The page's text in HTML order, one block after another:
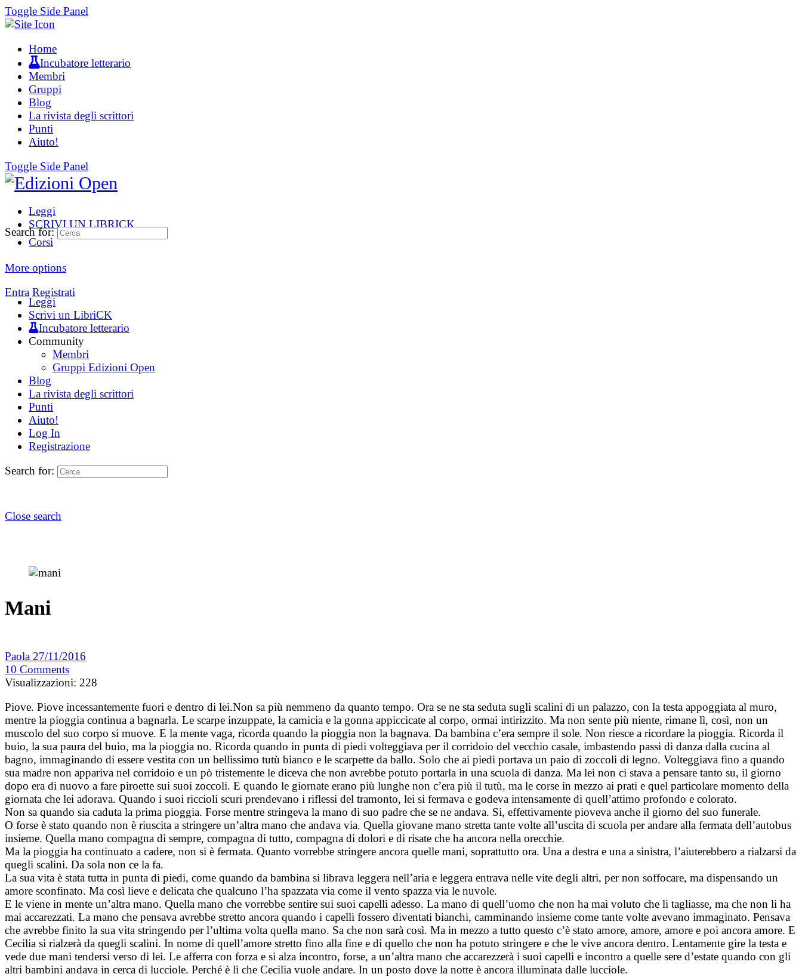
Toggle Side Panel
Home
Incubatore letterario
Membri
Gruppi
Blog
La rivista degli scrittori
Punti
Aiuto!
Toggle Side Panel
Leggi
SCRIVI UN LIBRICK
Corsi
More options
Entra Registrati
Search for:
Leggi
Scrivi un LibriCK
Incubatore letterario
Community
Membri
Gruppi Edizioni Open
Blog
La rivista degli scrittori
Punti
Aiuto!
Log In
Registrazione
Search for:
Close search
Mani
Paola 27/11/2016
10 Comments
Visualizzazioni: 228
Piove. Piove incessantemente fuori e dentro di lei.Non sa più nemmeno da quanto tempo. Ora se ne sta seduta sugli scalini di un palazzo, con la testa appoggiata al muro,
mentre la pioggia continua a bagnarla. Le scarpe inzuppate, la camicia e la gonna appiccicate al corpo, ormai intirizzito. Ma non sente più niente, rimane lì, così, non un
muscolo del suo corpo si muove. E la mente vaga, ricorda quando la pioggia non la bagnava. Da bambina c’era sempre il sole. Non riesce a ricordare la pioggia. Ricorda il
buio, la sua paura del buio, ma la pioggia no. Ricorda quando in punta di piedi volteggiava per il corridoio del vecchio casale, imbastendo passi di danza dalla cucina al
bagno, immaginando di essere vestita con un bellissimo tutù bianco e le scarpette da ballo. Solo che ai piedi portava un paio di zoccoli di legno. Volteggiava fino a quando
sua madre non appariva nel corridoio e un pò tristemente le diceva che non avrebbe potuto portarla in una scuola di danza. Ma lei non ci stava a pensare tanto su, il giorno
dopo era di nuovo a fare piroette sui suoi zoccoli. E quando le giornate erano più lunghe non c’era più il tutù, ma le corse in mezzo ai prati e quel particolare momento della
giornata che lei adorava. Quando i suoi riccioli scuri prendevano i riflessi del tramonto, lei si fermava e godeva intensamente di quell’attimo profondo e colorato.
Non sa quando sia caduta la prima pioggia. Forse mentre stringeva la mano di suo padre che se ne andava. Si, effettivamente pioveva anche il giorno del suo funerale.
O forse è stato quando non è riuscita a stringere un’altra mano che andava via. Quella giovane mano stretta tante volte all’uscita di scuola per andare alla fermata dell’autobus
insieme. Quella mano compagna di sempre, compagna di tutto, compagna di dolori e di risate che ha ancora nella orecchie.
Ma la pioggia ha continuato a cadere, non si è fermata. Quanto vorrebbe stringere ancora quelle mani, soprattutto ora. Una a destra e una a sinistra, l’aiuterebbero a rialzarsi da
quegli scalini. Da sola non ce la fa.
La sua vita è stata tutta in punta di piedi, come quando da bambina si librava leggera nell’aria e leggera entrava nelle vite degli altri, per non soffocare, ma dispensando un
amore sconfinato. Ma così lieve e delicata che qualcuno l’ha spazzata via come il vento spazza via le nuvole.
E le viene in mente un’altra mano. Quella mano che vorrebbe sentire sui suoi capelli adesso. La mano di quell’uomo che non ha mai voluto che li tagliasse, ma che non li ha
mai accarezzati. La mano che pensava avrebbe stretto ancora quando i capelli fossero diventati bianchi, camminando insieme come tante volte avevano immaginato. Pensava
che avrebbe finito la sua vita stringendo per l’ultima volta quella mano. Sa che non sarà così. Ma in mezzo a tutto questo c’è stato amore, amore, amore e poi ancora amore. E
Cecilia si rialzerà da quegli scalini. In nome di quell’amore stretto fino alla fine e di quello che non ha potuto stringere e che le vive ancora dentro. Lentamente gire la testa e
vede due mani tendersi verso di lei. Le afferra con forza e si alza incontro, forse, a un’altra mano che accarezzerà i suoi capelli e incontro a quelle sere d’estate quando con gli
altri bambini andava in cerca di lucciole. Perché è lì che Cecilia vuole andare. In un posto dove la notte è ancora illuminata dalle lucciole.